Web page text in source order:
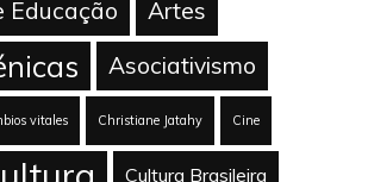
Educação Artes
Asociativismo
vitales Christiane Jatahy Cine
Cultura Brasileira